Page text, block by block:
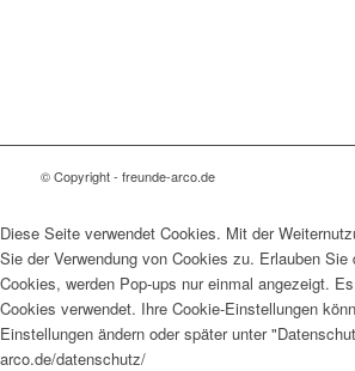
© Copyright - freunde-arco.de
Diese Seite verwendet Cookies. Mit der
Sie der Verwendung von Cookies zu. Erlauben Sie
Cookies, werden Pop-ups nur einmal angezeigt.
Cookies verwendet. Ihre Cookie-Einstellungen
Einstellungen ändern oder später unter
arco.de/datenschutz/